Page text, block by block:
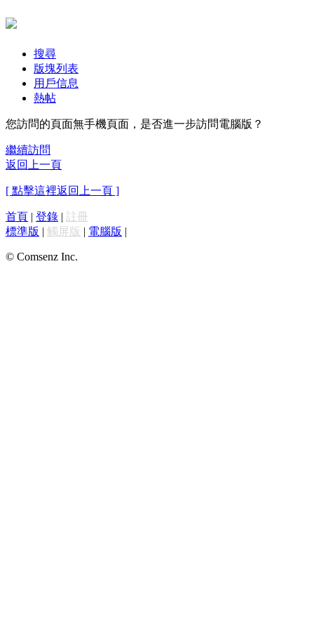
搜尋
版塊列表
用戶信息
熱帖
您訪問的頁面無手機頁面，是否進一步訪問電腦版？
繼續訪問
返回上一頁
[ 點擊這裡返回上一頁 ]
首頁 | 登錄 | 註冊
標準版 | 觸屏版 | 電腦版 |
© Comsenz Inc.